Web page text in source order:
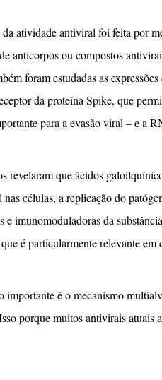
atividade antiviral foi feita por
anticorpos ou compostos
foram estudadas as expressões
da proteína Spike, que
para a evasão viral – e a
revelaram que ácidos
nas células, a replicação do
e imunomoduladoras da
é particularmente relevante em
importante é o mecanismo
porque muitos antivirais atuais